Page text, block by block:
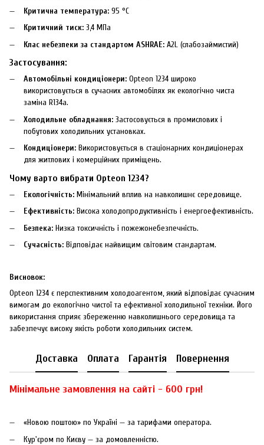
Критична температура: 95 °C
Критичний тиск: 3,4 МПа
Клас небезпеки за стандартом ASHRAE: A2L (слабозаймистий)
Застосування:
Автомобільні кондиціонери: Opteon 1234 широко
використовується в сучасних автомобілях як екологічно чиста
заміна R134a.
Холодильне обладнання: Застосовується в промислових і
побутових холодильних установках.
Кондиціонери: Використовується в стаціонарних кондиціонерах
для житлових і комерційних приміщень.
Чому варто вибрати Opteon 1234?
Екологічність: Мінімальний вплив на навколишнє середовище.
Ефективність: Висока холодопродуктивність і енергоефективність.
Безпека: Низка токсичність і пожежонебезпечність.
Сучасність: Відповідає найвищим світовим стандартам.
Висновок:
Opteon 1234 є перспективним холодоагентом, який відповідає сучасним
вимогам до екологічно чистої та ефективної холодильної техніки. Його
використання сприяє збереженню навколишнього середовища та
забезпечує високу якість роботи холодильних систем.
Доставка Оплата Гарантія Повернення
Мінімальне замовлення на сайті - 600 грн!
«Новою поштою» по Україні — за тарифами оператора.
Кур'єром по Києву — за домовленністю.